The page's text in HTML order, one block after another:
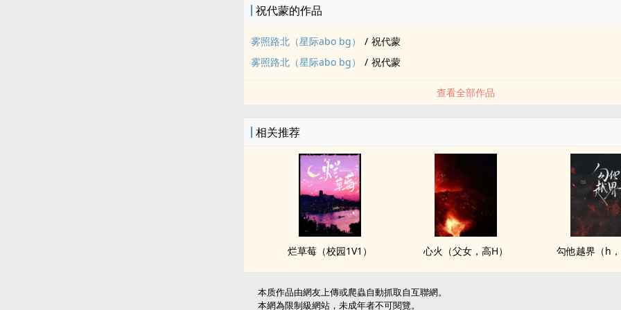
祝代蒙的作品
雾照路北（星际abo bg） / 祝代蒙
雾照路北（星际abo bg）
/ 祝代蒙
查看全部作品
相关推荐
烂草莓（校园1V1） 心火（‎‍父‎‌‍女‍‌，‍‌‎高‎‌H‌‎） 勾他越界（h
本质作品由網友上傳或爬蟲自動抓取自互聯網。
本網為限制級網站，未成年者不可閱覽。